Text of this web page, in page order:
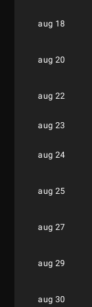
aug 18
aug 20
aug 22
aug 23
aug 24
aug 25
aug 27
aug 29
aug 30